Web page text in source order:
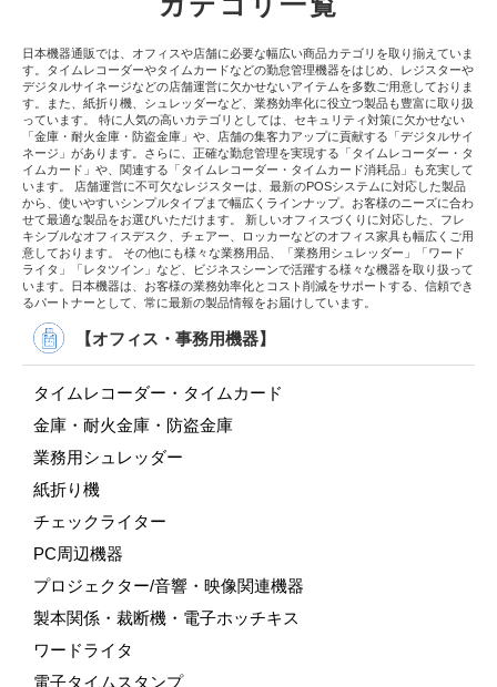
日本機器通販では、オフィスや店舗に必要な幅広い商品カテゴリを取り揃えていま
す。タイムレコーダーやタイムカードなどの勤怠管理機器をはじめ、レジスターや
デジタルサイネージなどの店舗運営に欠かせないアイテムを多数ご用意しておりま
す。また、紙折り機、シュレッダーなど、業務効率化に役立つ製品も豊富に取り扱
っています。 特に人気の高いカテゴリとしては、セキュリティ対策に欠かせない
「金庫・耐火金庫・防盗金庫」や、店舗の集客力アップに貢献する「デジタルサイ
ネージ」があります。さらに、正確な勤怠管理を実現する「タイムレコーダー・タ
イムカード」や、関連する「タイムレコーダー・タイムカード消耗品」も充実して
います。 店舗運営に不可欠なレジスターは、最新のPOSシステムに対応した製品
から、使いやすいシンプルタイプまで幅広くラインナップ。お客様のニーズに合わ
せて最適な製品をお選びいただけます。 新しいオフィスづくりに対応した、フレ
キシブルなオフィスデスク、チェアー、ロッカーなどのオフィス家具も幅広くご用
意しております。 その他にも様々な業務用品、「業務用シュレッダー」「ワード
ライタ」「レタツイン」など、ビジネスシーンで活躍する様々な機器を取り扱って
います。日本機器は、お客様の業務効率化とコスト削減をサポートする、信頼でき
るパートナーとして、常に最新の製品情報をお届けしています。
【オフィス・事務用機器】
タイムレコーダー・タイムカード
金庫・耐火金庫・防盗金庫
業務用シュレッダー
紙折り機
チェックライター
PC周辺機器
プロジェクター/音響・映像関連機器
製本関係・裁断機・電子ホッチキス
ワードライタ
電子タイムスタンプ